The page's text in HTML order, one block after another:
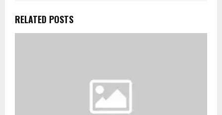
RELATED POSTS